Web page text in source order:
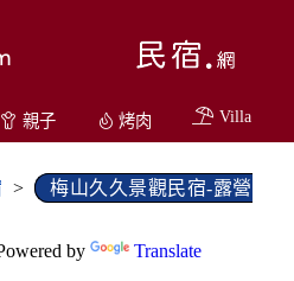
親子 烤肉 Villa
>
梅山久久景觀民宿-露營
by
Translate